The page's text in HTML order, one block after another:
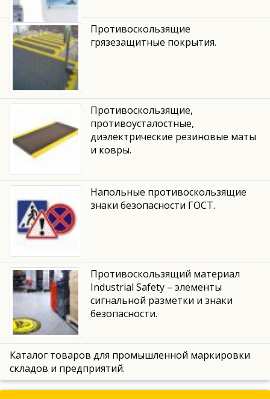
Противоскользящие
грязезащитные покрытия.
Противоскользящие,
противоусталостные,
диэлектрические резиновые маты
и ковры.
Напольные противоскользящие
знаки безопасности ГОСТ.
Противоскользящий материал
Industrial Safety – элементы
сигнальной разметки и знаки
безопасности.
Каталог товаров для промышленной маркировки
складов и предприятий.